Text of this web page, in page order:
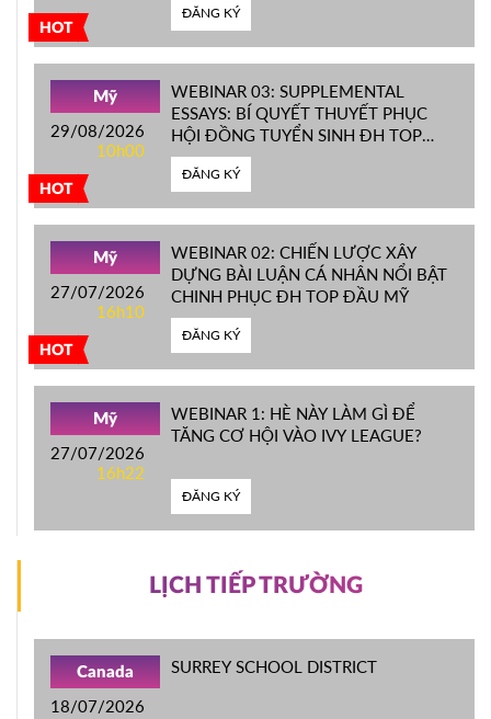
HOT
ĐĂNG KÝ
HOT
Mỹ
29/08/2026
10h00
WEBINAR 03: SUPPLEMENTAL
ESSAYS: BÍ QUYẾT THUYẾT PHỤC
HỘI ĐỒNG TUYỂN SINH ĐH TOP
ĐẦU MỸ
ĐĂNG KÝ
HOT
Mỹ
27/07/2026
16h10
WEBINAR 02: CHIẾN LƯỢC XÂY
DỰNG BÀI LUẬN CÁ NHÂN NỔI BẬT
CHINH PHỤC ĐH TOP ĐẦU MỸ
ĐĂNG KÝ
Mỹ
27/07/2026
16h22
WEBINAR 1: HÈ NÀY LÀM GÌ ĐỂ
TĂNG CƠ HỘI VÀO IVY LEAGUE?
ĐĂNG KÝ
LỊCH TIẾP TRƯỜNG
Canada
18/07/2026
SURREY SCHOOL DISTRICT